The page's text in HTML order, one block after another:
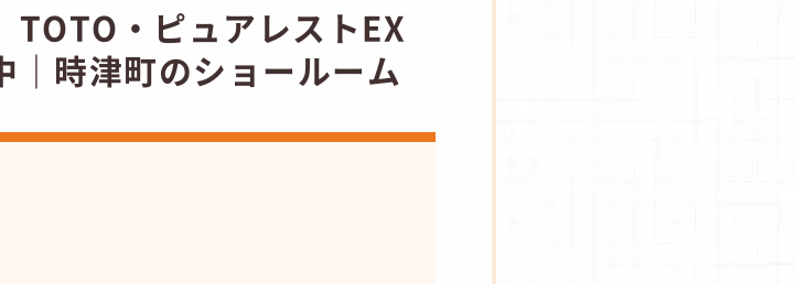
TOTO・ピュアレストEX
｜時津町のショールーム